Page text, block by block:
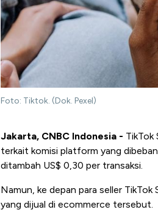
Foto: Tiktok. (Dok. Pexel)
Jakarta, CNBC Indonesia - TikTok
terkait komisi platform yang
ditambah US$ 0,30 per transaksi.
Namun, ke depan para seller
yang dijual di ecommerce tersebut.